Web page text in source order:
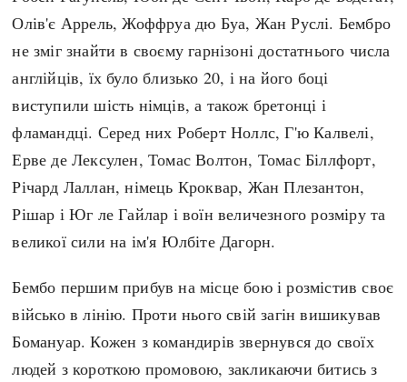
Олів'є Аррель, Жоффруа дю Буа, Жан Руслі. Бембро
не зміг знайти в своєму гарнізоні достатнього числа
англійців, їх було близько 20, і на його боці
виступили шість німців, а також бретонці і
фламандці. Серед них Роберт Ноллс, Г'ю Калвелі,
Ерве де Лексулен, Томас Волтон, Томас Біллфорт,
Річард Лаллан, німець Кроквар, Жан Плезантон,
Рішар і Юг ле Гайлар і воїн величезного розміру та
великої сили на ім'я Юлбіте Дагорн.
Бембо першим прибув на місце бою і розмістив своє
військо в лінію. Проти нього свій загін вишикував
Бомануар. Кожен з командирів звернувся до своїх
людей з короткою промовою, закликаючи битись з